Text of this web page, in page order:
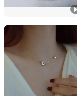
ZHUJI YEYI
Zhejiang, China